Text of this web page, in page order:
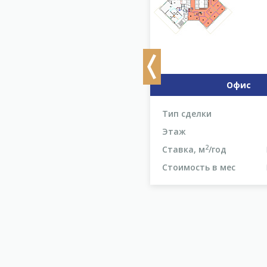
Офис
Тип сделки
Этаж
Ставка, м2/год
Стоимость в мес